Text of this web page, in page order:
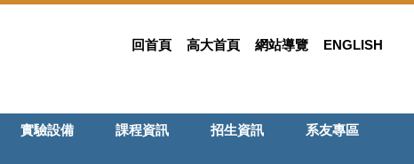
回首頁 高大首頁 網站導覽 ENGLISH
實驗設備 課程資訊 招生資訊 系友專區